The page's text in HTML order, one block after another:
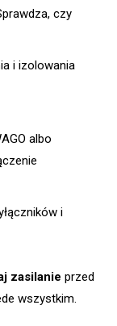
czy
i izolowania
albo
i
zasilanie przed
wszystkim.